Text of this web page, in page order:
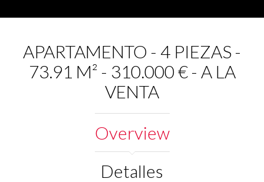
APARTAMENTO - 4 PIEZAS -
73.91 M² - 310.000 € - A LA
VENTA
Overview
Detalles